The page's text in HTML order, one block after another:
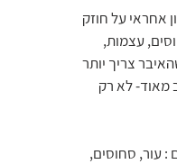
אחראי על חוזק
עצמות,
צריך יותר
מאוד- לא רק
: עור, סחוסים,